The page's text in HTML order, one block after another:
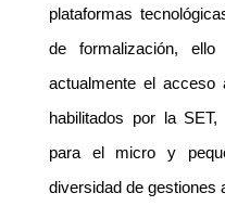
plataformas
de formalización,
actualmente el
habilitados por la
para el micro y
diversidad de gestiones